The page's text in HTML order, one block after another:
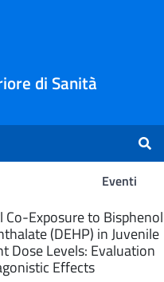
di Sanità
Eventi
Co-Exposure to Bisphenol
(DEHP) in Juvenile
Dose Levels: Evaluation
Effects